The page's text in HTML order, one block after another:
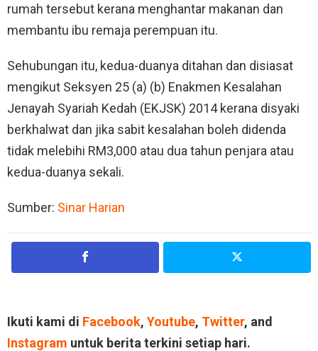
rumah tersebut kerana menghantar makanan dan
membantu ibu remaja perempuan itu.
Sehubungan itu, kedua-duanya ditahan dan disiasat
mengikut Seksyen 25 (a) (b) Enakmen Kesalahan
Jenayah Syariah Kedah (EKJSK) 2014 kerana disyaki
berkhalwat dan jika sabit kesalahan boleh didenda
tidak melebihi RM3,000 atau dua tahun penjara atau
kedua-duanya sekali.
Sumber: Sinar Harian
Ikuti kami di Facebook, Youtube, Twitter, and
Instagram untuk berita terkini setiap hari.